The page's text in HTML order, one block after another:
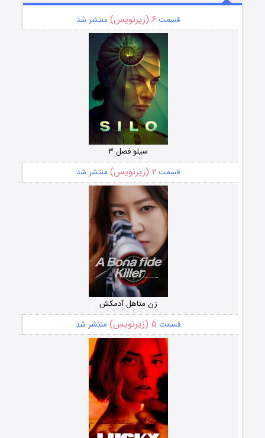
قسمت ۶ (زیرنویس) منتشر شد
سیلو فصل ۳
قسمت ۲ (زیرنویس) منتشر شد
زن متاهل آدمکش
قسمت ۵ (زیرنویس) منتشر شد